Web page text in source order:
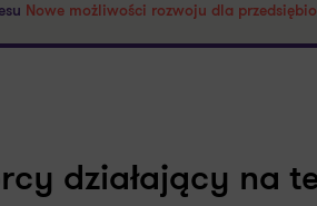
Nowe możliwości rozwoju dla
działający na